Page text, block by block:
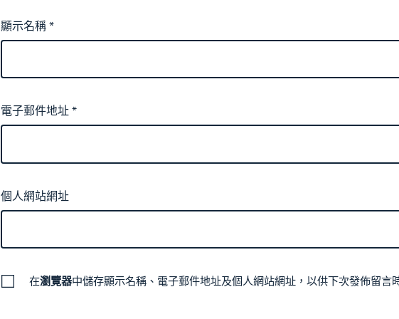
顯示名稱*
電子郵件地址*
個人網站網址
在瀏覽器中儲存顯示名稱、電子郵件地址及個人網站網址，以供下次發佈留言